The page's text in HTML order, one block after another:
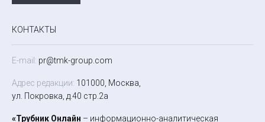
КОНТАКТЫ
E-mail: pr@tmk-group.com
Адрес редакции: 101000, Москва,
ул. Покровка, д.40 стр.2а
«Трубник Онлайн – информационно-аналитическая